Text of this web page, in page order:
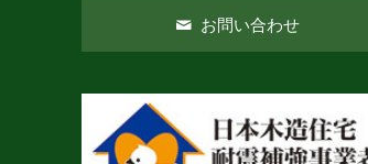
お問い合わせ